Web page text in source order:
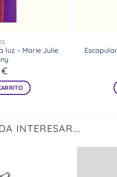
luz – Marie Julie
€
INTERESAR...